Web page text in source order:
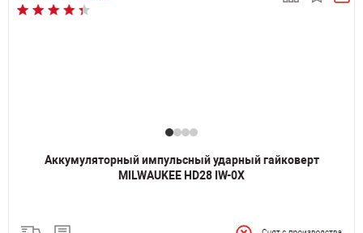
Аккумуляторный импульсный ударный гайковерт
MILWAUKEE HD28 IW-0Х